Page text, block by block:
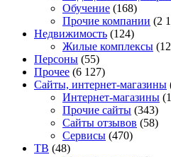
Обучение (168)
Прочие компании (2
Недвижимость (124)
Жилые комплексы
Персоны (55)
Прочее (6 127)
Сайты, интернет-магазины
Интернет-магазины
Прочие сайты (343)
Сайты отзывов (58)
Сервисы (470)
ТВ (48)